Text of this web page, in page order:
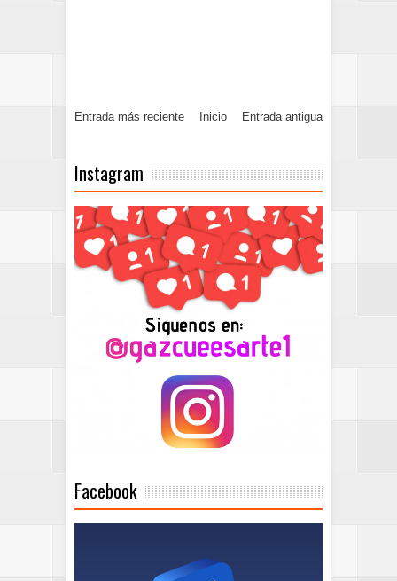
Entrada más reciente Entrada antigua
Inicio
Instagram
Facebook